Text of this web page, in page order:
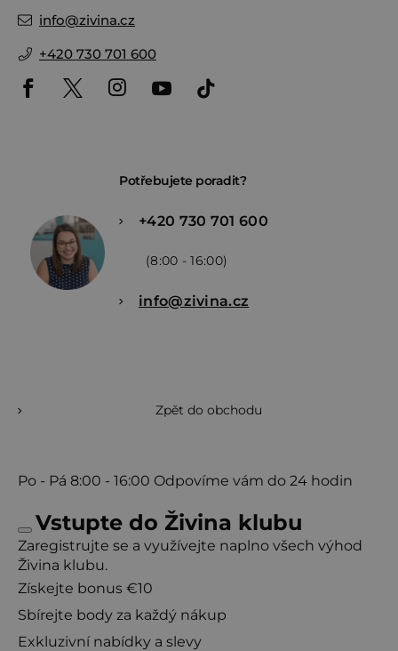
info@zivina.cz
+420 730 701 600
Potřebujete poradit?
+420 730 701 600
(8:00 - 16:00)
info@zivina.cz
Zpět do obchodu
Po - Pá 8:00 - 16:00 Odpovíme vám do 24 hodin
Vstupte do Živina klubu
Zaregistrujte se a využívejte naplno všech výhod
Živina klubu.
Získejte bonus €10
Sbírejte body za každý nákup
Exkluzivní nabídky a slevy